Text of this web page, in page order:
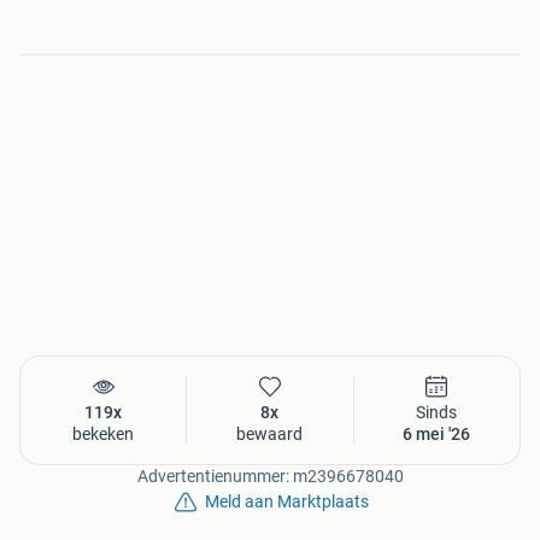
119x
bekeken
8x
bewaard
Sinds
6 mei '26
Advertentienummer: m2396678040
Meld aan Marktplaats